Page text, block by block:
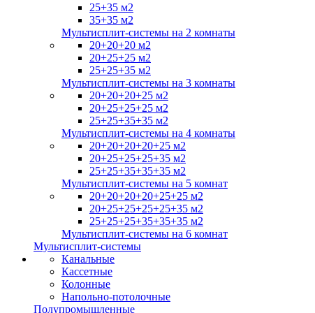
25+35 м2
35+35 м2
Мультисплит-системы на 2 комнаты
20+20+20 м2
20+25+25 м2
25+25+35 м2
Мультисплит-системы на 3 комнаты
20+20+20+25 м2
20+25+25+25 м2
25+25+35+35 м2
Мультисплит-системы на 4 комнаты
20+20+20+20+25 м2
20+25+25+25+35 м2
25+25+35+35+35 м2
Мультисплит-системы на 5 комнат
20+20+20+20+25+25 м2
20+25+25+25+25+35 м2
25+25+25+35+35+35 м2
Мультисплит-системы на 6 комнат
Мультисплит-системы
Канальные
Кассетные
Колонные
Напольно-потолочные
Полупромышленные